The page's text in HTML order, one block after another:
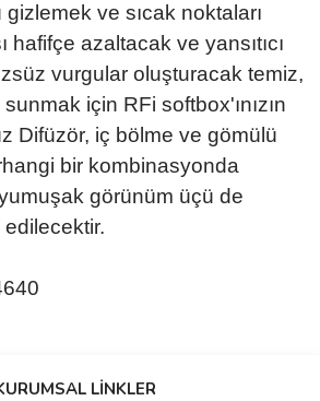
ve sıcak noktaları
hafifçe azaltacak ve yansıtıcı
vurgular oluşturacak temiz,
için RFi softbox'ınızın
Difüzör, iç bölme ve gömülü
bir kombinasyonda
görünüm üçü de
edilecektir.
LİNKLER